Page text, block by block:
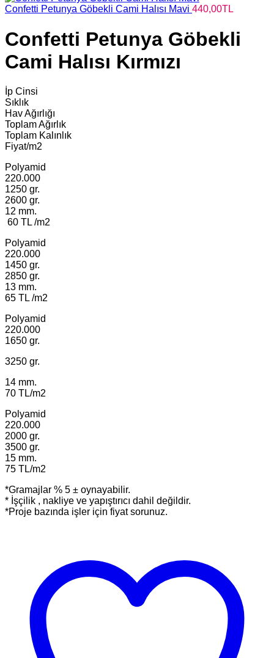
Confetti Petunya Göbekli Cami Halısı Mavi 440,00TL
Confetti Petunya Göbekli
Cami Halısı Kırmızı
İp Cinsi
Sıklık
Hav Ağırlığı
Toplam Ağırlık
Toplam Kalınlık
Fiyat/m2
Polyamid
220.000
1250 gr.
2600 gr.
12 mm.
60 TL /m2
Polyamid
220.000
1450 gr.
2850 gr.
13 mm.
65 TL /m2
Polyamid
220.000
1650 gr.
3250 gr.
14 mm.
70 TL/m2
Polyamid
220.000
2000 gr.
3500 gr.
15 mm.
75 TL/m2
*Gramajlar % 5 ± oynayabilir.
* İşçilik , nakliye ve yapıştırıcı dahil değildir.
*Proje bazında işler için fiyat sorunuz.